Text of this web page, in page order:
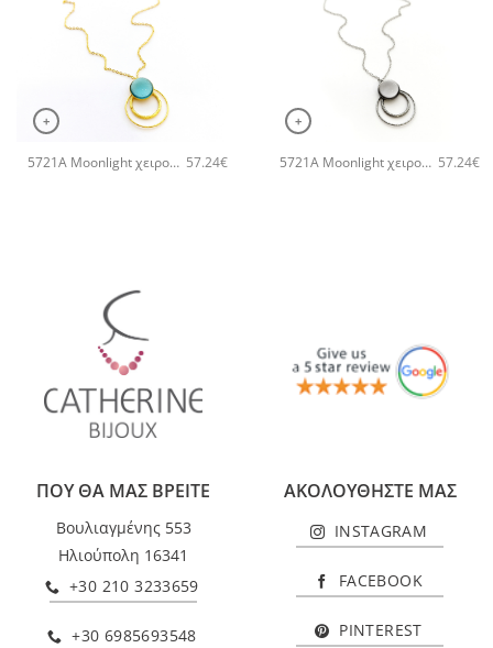
+
5721A Moonlight χειροποίητο κολιέ Catherine bijoux Τυρκουάζ 57.24€
+
5721A Moonlight χειροποίητο κολιέ Catherine bijoux Γκρι 57.24€
ΠΟΥ ΘΑ ΜΑΣ ΒΡΕΙΤΕ
Βουλιαγμένης 553
Ηλιούπολη 16341
+30 210 3233659
+30 6985693548
ΑΚΟΛΟΥΘΗΣΤΕ ΜΑΣ
INSTAGRAM
FACEBOOK
PINTEREST